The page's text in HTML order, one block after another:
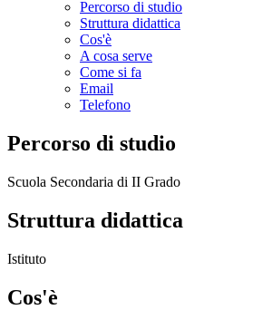
Percorso di studio
Struttura didattica
Cos'è
A cosa serve
Come si fa
Email
Telefono
Percorso di studio
Scuola Secondaria di II Grado
Struttura didattica
Istituto
Cos'è